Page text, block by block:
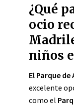
¿Qué
ocio
niños
El Parque
excelente
como el